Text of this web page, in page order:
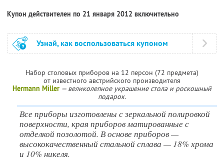
Купон действителен по 21 января 2012 включительно
Узнай, как воспользоваться купоном
Набор столовых приборов на 12 персон (72 предмета)
от известного австрийского производителя
Hermann Miller — великолепное украшение стола и роскошный
подарок.
Все приборы изготовлены с зеркальной полировкой
поверхности, края приборов матированные с
отделкой позолотой. В основе приборов —
высококачественный стальной сплава — 18% хрома
и 10% никеля.